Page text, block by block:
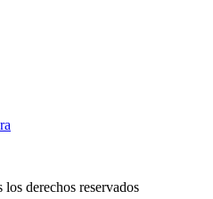
los derechos reservados